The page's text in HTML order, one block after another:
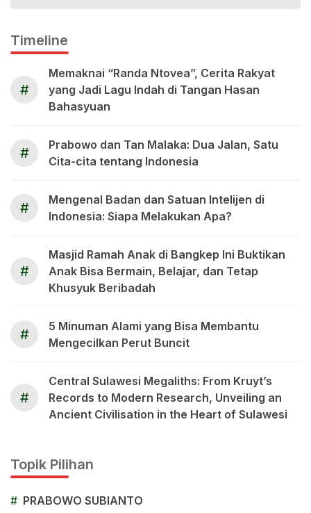
Timeline
#
Memaknai “Randa Ntovea”, Cerita Rakyat
yang Jadi Lagu Indah di Tangan Hasan
Bahasyuan
#
Prabowo dan Tan Malaka: Dua Jalan, Satu
Cita-cita tentang Indonesia
#
Mengenal Badan dan Satuan Intelijen di
Indonesia: Siapa Melakukan Apa?
#
Masjid Ramah Anak di Bangkep Ini Buktikan
Anak Bisa Bermain, Belajar, dan Tetap
Khusyuk Beribadah
#
5 Minuman Alami yang Bisa Membantu
Mengecilkan Perut Buncit
#
Central Sulawesi Megaliths: From Kruyt’s
Records to Modern Research, Unveiling an
Ancient Civilisation in the Heart of Sulawesi
Topik Pilihan
# PRABOWO SUBIANTO